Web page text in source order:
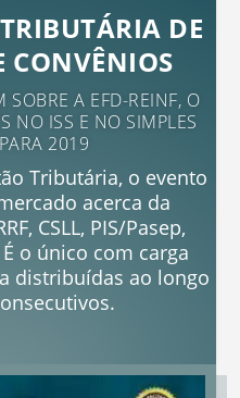
DE
CONVÊNIOS
A EFD-REINF, O
NO ISS E NO SIMPLES
2019
Tributária, o evento
acerca da
CSLL, PIS/Pasep,
o único com carga
distribuídas ao longo